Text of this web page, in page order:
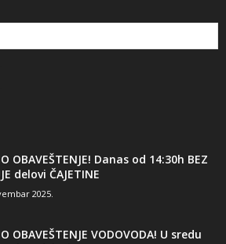
OBAVEŠTENJE! Danas od 14:30h BEZ
delovi ČAJETINE
2025.
OBAVEŠTENJE VODOVODA! U sredu